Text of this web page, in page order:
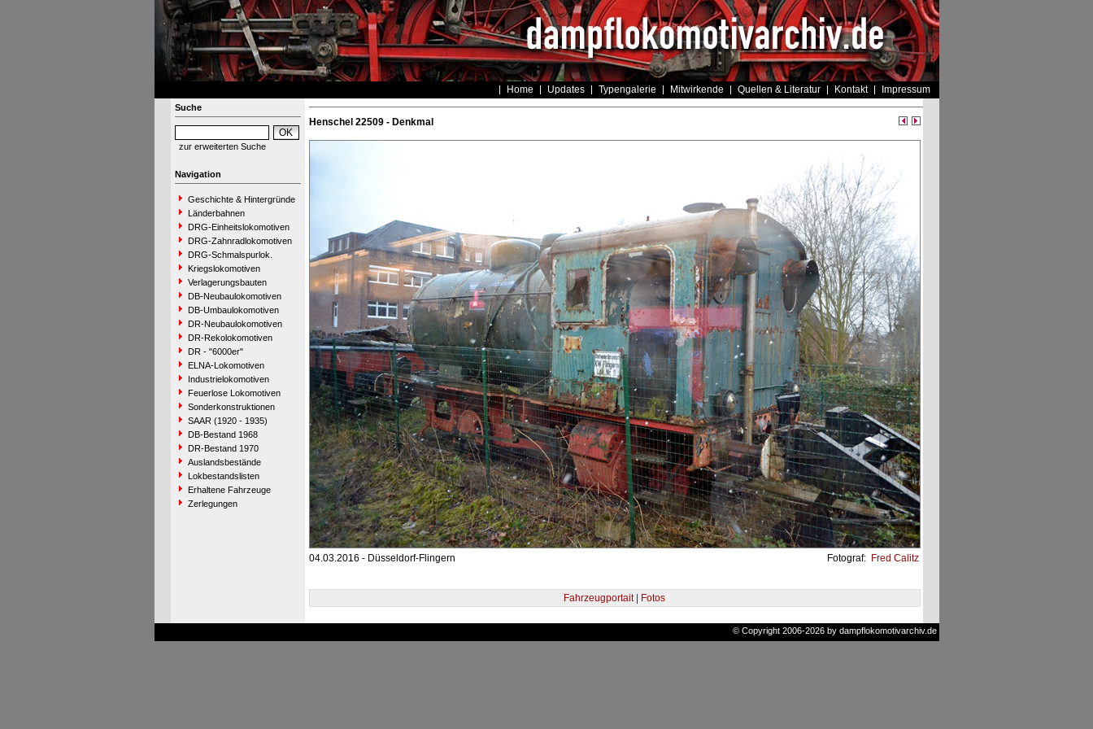
Home Updates Typengalerie Mitwirkende Quellen & Literatur Kontakt Impressum
Suche
zur erweiterten Suche
Navigation
Geschichte & Hintergründe
Länderbahnen
DRG-Einheitslokomotiven
DRG-Zahnradlokomotiven
DRG-Schmalspurlok.
Kriegslokomotiven
Verlagerungsbauten
DB-Neubaulokomotiven
DB-Umbaulokomotiven
DR-Neubaulokomotiven
DR-Rekolokomotiven
DR - "6000er"
ELNA-Lokomotiven
Industrielokomotiven
Feuerlose Lokomotiven
Sonderkonstruktionen
SAAR (1920 - 1935)
DB-Bestand 1968
DR-Bestand 1970
Auslandsbestände
Lokbestandslisten
Erhaltene Fahrzeuge
Zerlegungen
Henschel 22509 - Denkmal
04.03.2016 - Düsseldorf-Flingern Fotograf: Fred Calitz
Fahrzeugportait | Fotos
© Copyright 2006-2026 by dampflokomotivarchiv.de